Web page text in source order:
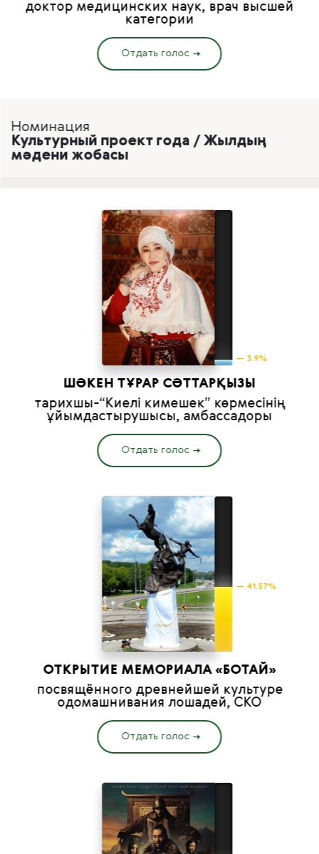
доктор медицинских наук, врач высшей
категории
Отдать голос
Номинация
Культурный проект года / Жылдың
мәдени жобасы
— 3.9%
ШӘКЕН ТҰРАР СӘТТАРҚЫЗЫ
тарихшы-“Киелі кимешек” көрмесінің
ұйымдастырушысы, амбассадоры
Отдать голос
— 41.57%
ОТКРЫТИЕ МЕМОРИАЛА «БОТАЙ»
посвящённого древнейшей культуре
одомашнивания лошадей, СКО
Отдать голос